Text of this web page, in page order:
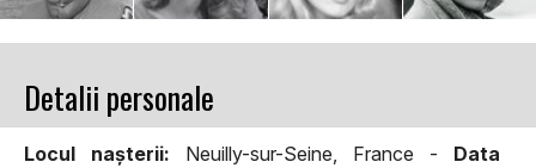
Detalii personale
Locul naşterii: Neuilly-sur-Seine, France - Data